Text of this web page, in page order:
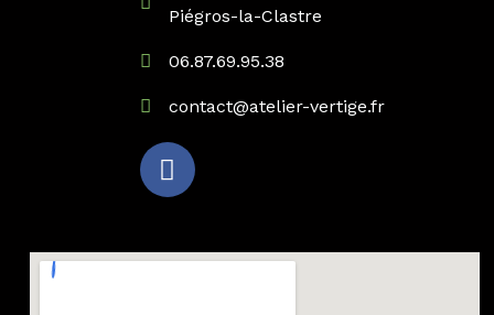
Piégros-la-Clastre
06.87.69.95.38
contact@atelier-vertige.fr